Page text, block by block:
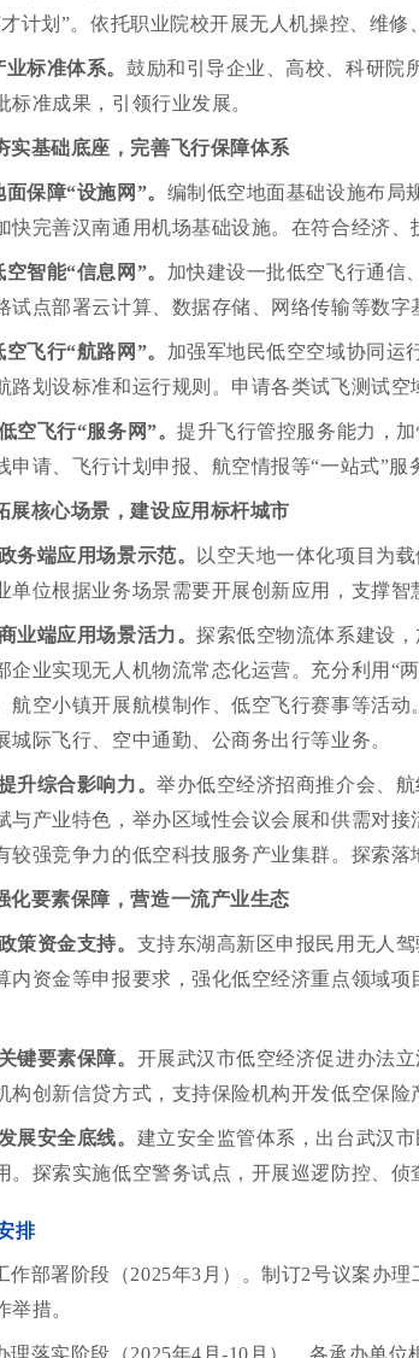
计划”。依托职业院校开展无人机操控、维修
标准体系。 鼓励和引导企业、高校、科研院
标准成果，引领行业发展。
实基础底座，完善飞行保障体系
保障“设施网”。 编制低空地面基础设施布局
快完善汉南通用机场基础设施。在符合经济
智能“信息网”。 加快建设一批低空飞行通信
试点部署云计算、数据存储、网络传输等数字
飞行“航路网”。 加强军地民低空空域协同运
路划设标准和运行规则。申请各类试飞测试空
空飞行“服务网”。提升飞行管控服务能力，
申请、飞行计划申报、航空情报等“一站式”
展核心场景，建设应用标杆城市
务端应用场景示范。
以空天地一体化项目为
单位根据业务场景需要开展创新应用，支撑智
业端应用场景活力。探索低空物流体系建设
企业实现无人机物流常态化运营。充分利用“
航空小镇开展航模制作、低空飞行赛事等活
城际飞行、空中通勤、公商务出行等业务。
升综合影响力。举办低空经济招商推介会、
与产业特色，举办区域性会议会展和供需对
较强竞争力的低空科技服务产业集群。探索
化要素保障，营造一流产业生态
策资金支持。 支持东湖高新区申报民用无人
内资金等申报要求，强化低空经济重点领域
键要素保障。 开展武汉市低空经济促进办法
构创新信贷方式，支持保险机构开发低空保
展安全底线。 建立安全监管体系，出台武汉
。探索实施低空警务试点，开展巡逻防控、侦
排
作部署阶段（2025年3月）。制订2号议案办
举措。
理落实阶段（2025年4月-10月）。各承办单